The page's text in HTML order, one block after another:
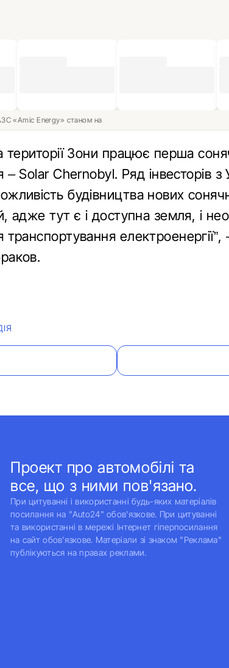
«Amic Energy» станом на
території Зони працює перша
– Solar Chernobyl. Ряд інвесторів з
будівництва нових
адже тут є і доступна земля, і
транспортування електроенергії”,
Проект про автомобілі та
все, що з ними пов'язано.
При цитуванні і використанні будь-яких матеріалів
посилання на "Auto24" обов'язкове. При цитуванні
та використанні в мережі Інтернет гіперпосилання
на сайт обов'язкове. Матеріали зі знаком "Реклама"
публікуються на правах реклами.